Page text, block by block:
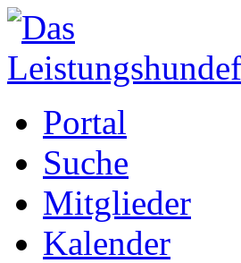
Portal
Suche
Mitglieder
Kalender